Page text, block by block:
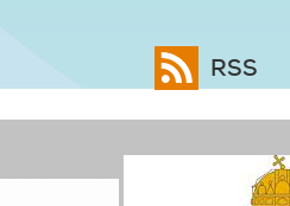
RSS